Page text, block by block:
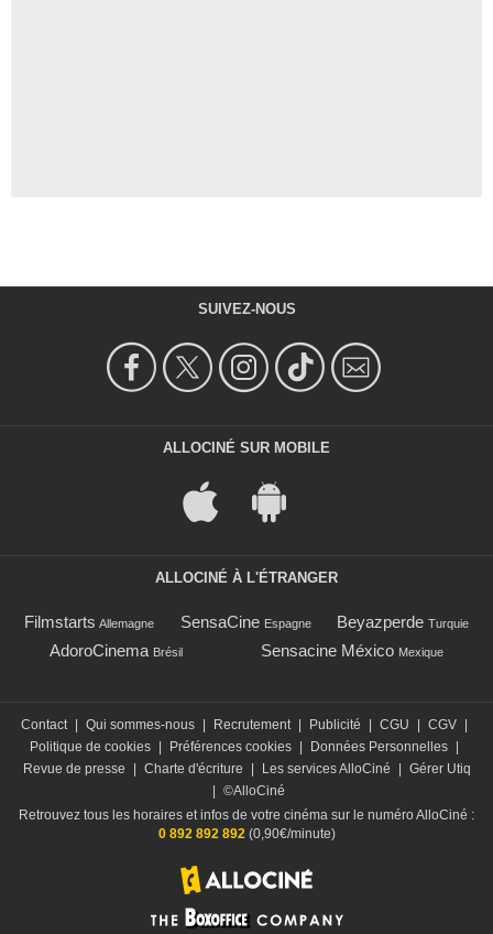
SUIVEZ-NOUS
ALLOCINÉ SUR MOBILE
ALLOCINÉ À L'ÉTRANGER
Filmstarts Allemagne SensaCine Espagne Beyazperde Turquie
AdoroCinema Brésil Sensacine México Mexique
Contact | Qui sommes-nous | Recrutement | Publicité | CGU | CGV |
Politique de cookies | Préférences cookies | Données Personnelles |
Revue de presse
| Charte d'écriture | Les services AlloCiné | Gérer Utiq
| ©AlloCiné
Retrouvez tous les horaires et infos de votre cinéma sur le numéro AlloCiné :
0 892 892 892 (0,90€/minute)